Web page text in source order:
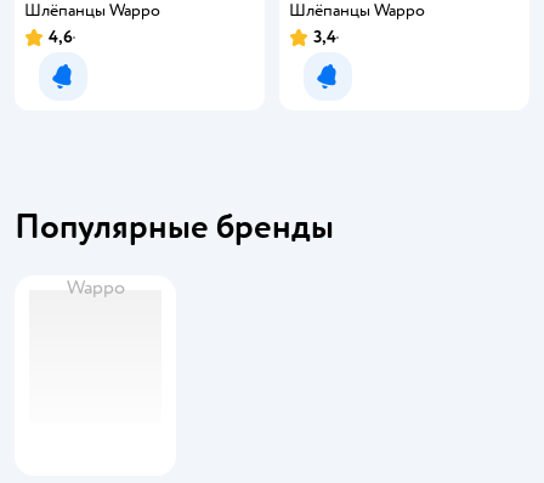
Шлёпанцы Wappo
4,6
Уведомить о появлении
Шлёпанцы Wappo
3,4
Уведомить о появлении
Популярные бренды
Wappo